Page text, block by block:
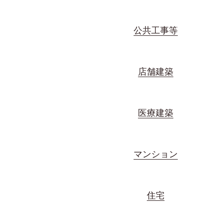
公共工事等
店舗建築
医療建築
マンション
住宅